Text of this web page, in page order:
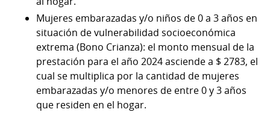
Mujeres embarazadas y/o niños de 0 a 3 años en
situación de vulnerabilidad socioeconómica
extrema (Bono Crianza): el monto mensual de la
prestación para el año 2024 asciende a $ 2783, el
cual se multiplica por la cantidad de mujeres
embarazadas y/o menores de entre 0 y 3 años
que residen en el hogar.